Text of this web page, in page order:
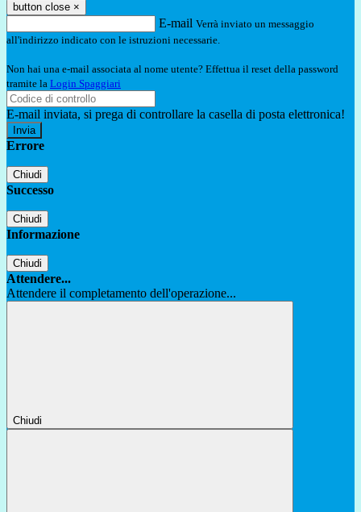
button close ×
E-mail Verrà inviato un messaggio
all'indirizzo indicato con le istruzioni necessarie.
Non hai una e-mail associata al nome utente? Effettua il reset della password
tramite la Login Spaggiari
E-mail inviata, si prega di controllare la casella di posta elettronica!
Errore
Chiudi
Successo
Chiudi
Informazione
Chiudi
Attendere...
Attendere il completamento dell'operazione...
Chiudi